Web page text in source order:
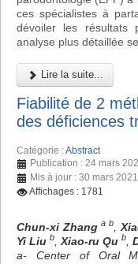
ces spécialistes à
dévoiler les résultats
analyse plus détaillée
Lire la suite...
Fiabilité de 2
des déficiences
Catégorie :Abstract
Publication : 24 mars
Mis à jour : 30 mars 2021
Affichages : 1781
Chun-xi Zhang a b
Yi Liu b Xiao-ru Qu b
a- Center of Oral